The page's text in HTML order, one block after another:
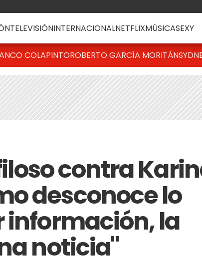
TELEVISIÓNINTERNACIONALNETFLIXMÚSICASEXY
COLAPINTOROBERTO GARCÍA MORITÁN
contra
desconoce lo
información, la
noticia"